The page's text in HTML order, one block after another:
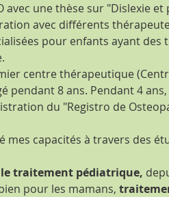
avec une thèse sur "Dislexie et
avec différents
pour enfants ayant des
centre thérapeutique
pendant 8 ans. Pendant 4
du "Registro de
mes capacités à travers des
le traitement pédiatrique,
pour les mamans,